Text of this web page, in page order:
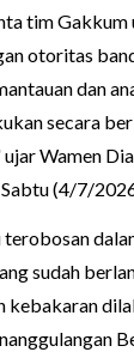
tim Gakkum
otoritas
dan
secara
Wamen
Sabtu (4/7/
sudah
kebakaran